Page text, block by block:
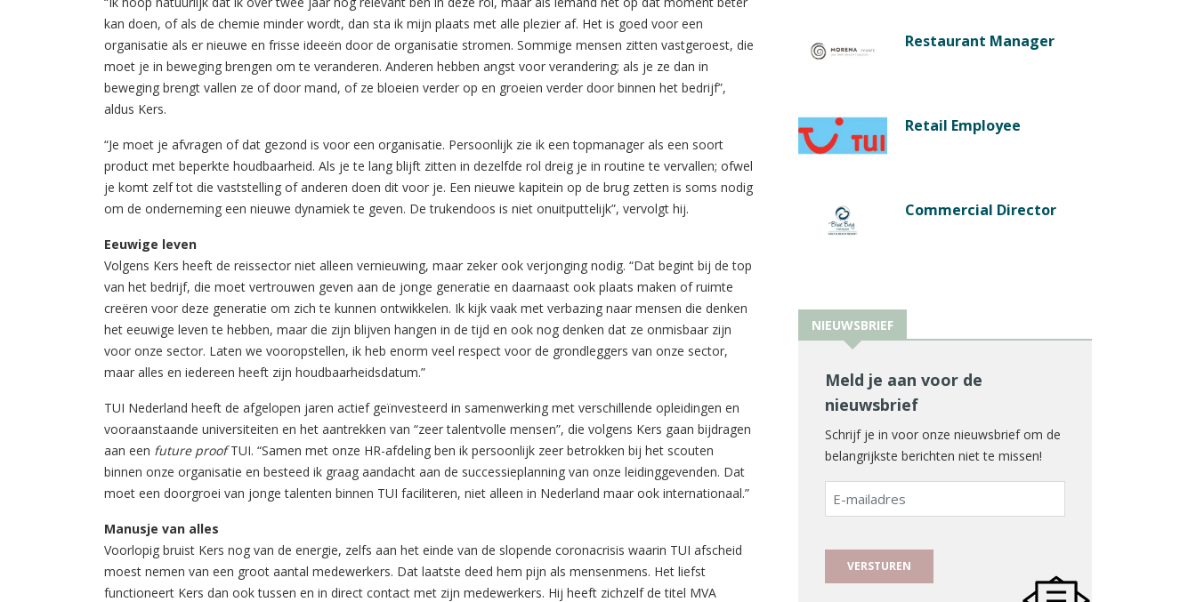
kan doen, of als de chemie minder wordt, dan sta ik mijn plaats met alle plezier af. Het is goed voor een
organisatie als er nieuwe en frisse ideeën door de organisatie stromen. Sommige mensen zitten vastgeroest, die
moet je in beweging brengen om te veranderen. Anderen hebben angst voor verandering; als je ze dan in
beweging brengt vallen ze of door mand, of ze bloeien verder op en groeien verder door binnen het bedrijf”,
aldus Kers.
“Je moet je afvragen of dat gezond is voor een organisatie. Persoonlijk zie ik een topmanager als een soort
product met beperkte houdbaarheid. Als je te lang blijft zitten in dezelfde rol dreig je in routine te vervallen; ofwel
je komt zelf tot die vaststelling of anderen doen dit voor je. Een nieuwe kapitein op de brug zetten is soms nodig
om de onderneming een nieuwe dynamiek te geven. De trukendoos is niet onuitputtelijk”, vervolgt hij.
Eeuwige leven
Volgens Kers heeft de reissector niet alleen vernieuwing, maar zeker ook verjonging nodig. “Dat begint bij de top
van het bedrijf, die moet vertrouwen geven aan de jonge generatie en daarnaast ook plaats maken of ruimte
creëren voor deze generatie om zich te kunnen ontwikkelen. Ik kijk vaak met verbazing naar mensen die denken
het eeuwige leven te hebben, maar die zijn blijven hangen in de tijd en ook nog denken dat ze onmisbaar zijn
voor onze sector. Laten we vooropstellen, ik heb enorm veel respect voor de grondleggers van onze sector,
maar alles en iedereen heeft zijn houdbaarheidsdatum.”
TUI Nederland heeft de afgelopen jaren actief geïnvesteerd in samenwerking met verschillende opleidingen en
vooraanstaande universiteiten en het aantrekken van “zeer talentvolle mensen”, die volgens Kers gaan bijdragen
aan een future proofTUI. “Samen met onze HR-afdeling ben ik persoonlijk zeer betrokken bij het scouten
binnen onze organisatie en besteed ik graag aandacht aan de successieplanning van onze leidinggevenden. Dat
moet een doorgroei van jonge talenten binnen TUI faciliteren, niet alleen in Nederland maar ook internationaal.”
Manusje van alles
Voorlopig bruist Kers nog van de energie, zelfs aan het einde van de slopende coronacrisis waarin TUI afscheid
moest nemen van een groot aantal medewerkers. Dat laatste deed hem pijn als mensenmens. Het liefst
functioneert Kers dan ook tussen en in direct contact met zijn medewerkers. Hij heeft zichzelf de titel MVA
Restaurant Manager
Retail Employee
Commercial Director
NIEUWSBRIEF
Meld je aan voor de
nieuwsbrief
Schrijf je in voor onze nieuwsbrief om de
belangrijkste berichten niet te missen!
E-
mailadres